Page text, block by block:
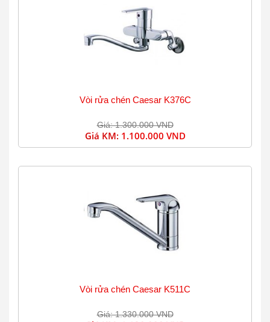
Vòi rửa chén Caesar K376C
Giá: 1.300.000 VND
Giá KM: 1.100.000 VND
Vòi rửa chén Caesar K511C
Giá: 1.330.000 VND